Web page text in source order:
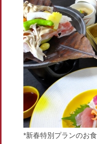
*新春特別プランのお